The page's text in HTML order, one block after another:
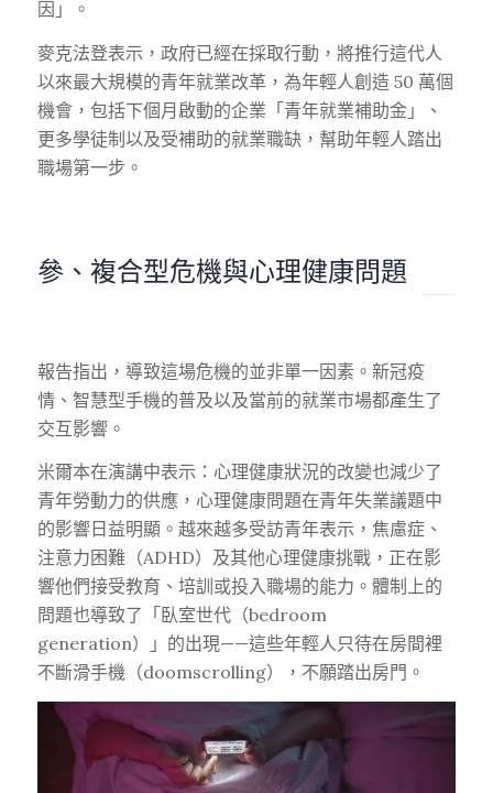
因」。
麥克法登表示，政府已經在採取行動，將推行這代人
以來最大規模的青年就業改革，為年輕人創造 50 萬個
機會，包括下個月啟動的企業「青年就業補助金」、
更多學徒制以及受補助的就業職缺，幫助年輕人踏出
職場第一步。
參、複合型危機與心理健康問題
報告指出，導致這場危機的並非單一因素。新冠疫
情、智慧型手機的普及以及當前的就業市場都產生了
交互影響。
米爾本在演講中表示：心理健康狀況的改變也減少了
青年勞動力的供應， 心理健康問題在青年失業議題中
的影響日益明顯。越來越多受訪青年表示，焦慮症、
注意力困難（ADHD）及其他心理健康挑戰，正在影
響他們接受教育、培訓或投入職場的能力 。 體制上的
問題也導致了「臥室世代（bedroom
generation）」的出現——這些年輕人只待在房間裡
不斷滑手機（doomscrolling），不願踏出房門。